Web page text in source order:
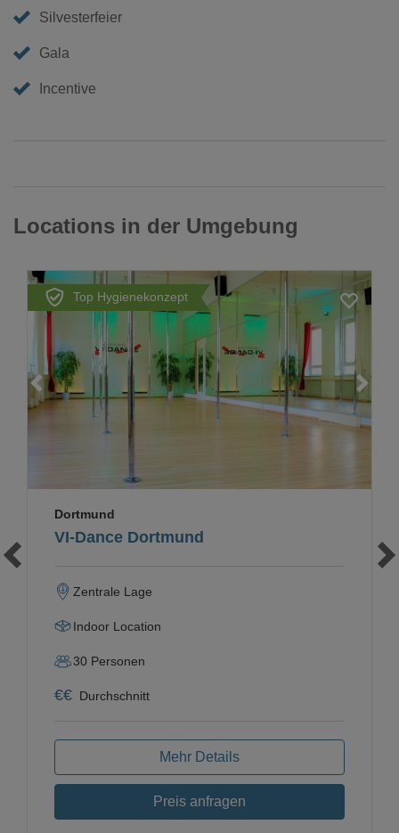
Silvesterfeier
Gala
Incentive
Locations in der Umgebung
Top Hygienekonzept
VI-Dance Dortmund
Dortmund
Zentrale Lage
Indoor Location
30 Personen
€€ Durchschnitt
Mehr Details
Preis anfragen